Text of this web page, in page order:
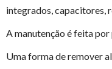
integrados, capacitores,
A manutenção é feita por
Uma forma de remover